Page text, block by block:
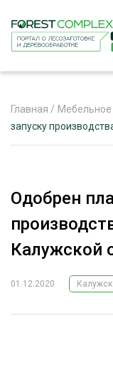
ЛЕСНОЕ
ЛЕСОЗАГОТОВКА
ЭКСПЕРТНОЕ
Главная / Мебельное
‌запуску‌
Одобрен‌
‌Калужской‌
01.12.2020